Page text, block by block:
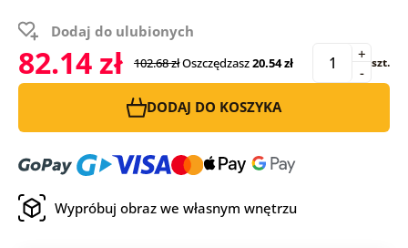
Dodaj do ulubionych
82.14 zł 102.68 złOszczędzasz20.54 zł -
+ szt.
DODAJ DO KOSZYKA
Wypróbuj obraz we własnym wnętrzu